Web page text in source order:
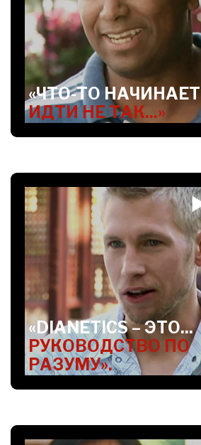
«ЧТО-ТО НАЧИНАЕТ
ИДТИ НЕ ТАК...»
«DIANETICS – ЭТО...
РУКОВОДСТВО ПО
РАЗУМУ».